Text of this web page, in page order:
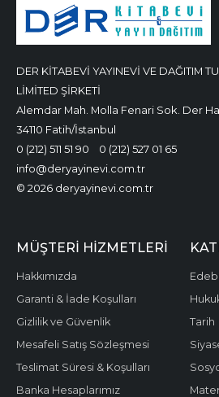
DER KİTABEVİ YAYINEVİ VE DAĞITIM
LİMİTED ŞİRKETİ
Alemdar Mah. Molla Fenari Sok. Der
34110 Fatih/İstanbul
0 (212) 511 51 90
0 (212) 527 01 65
info@deryayinevi.com.tr
© 2026 deryayinevi.com.tr
MÜŞTERI HIZMETLERI
Hakkımızda
Garanti & İade Koşulları
Gizlilik ve Güvenlik
Mesafeli Satış Sözleşmesi
Teslimat Süresi & Koşulları
Banka Hesaplarımız
Tarih